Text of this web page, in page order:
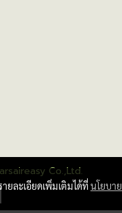
Co.,Ltd.
ยละเอียดเพิ่มเติมได้ที่นโยบาย